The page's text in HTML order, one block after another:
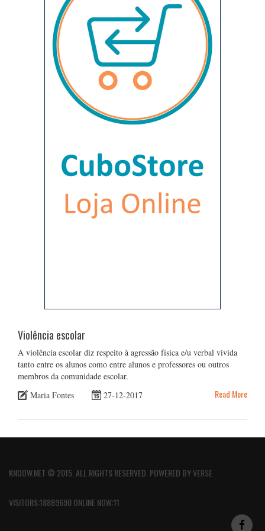
Violência escolar
A violência escolar diz respeito à agressão física e/u verbal vivida
tanto entre os alunos como entre alunos e professores ou outros
membros da comunidade escolar.
Maria Fontes
27-12-2017 Read More
KNOOW.NET © 2015. ALL RIGHTS RESERVED. POWERED BYVERSE
VISITORS:18889690 ONLINE NOW:11